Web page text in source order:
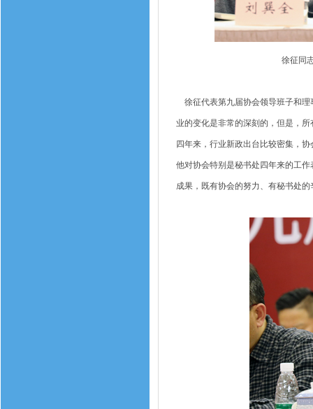
徐征同
徐征代表第九届协会领导班子和理
业的变化是非常的深刻的，但是，
四年来，行业新政出台比较密集，
他对协会特别是秘书处四年来的工
成果，既有协会的努力、有秘书处